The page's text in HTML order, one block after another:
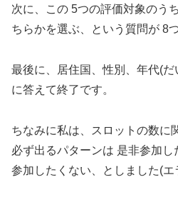
次に、この 5つの評価対象のう
ちらかを選ぶ、という質問が 8
最後に、居住国、性別、年代(
に答えて終了です。
ちなみに私は、スロットの数に
必ず出るパターンは 是非参加し
参加したくない、としました(エ